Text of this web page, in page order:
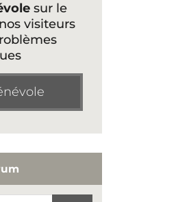
sur le
visiteurs